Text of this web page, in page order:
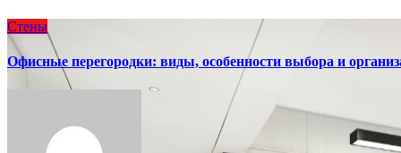
Стены
Офисные перегородки: виды, особенности выбора и